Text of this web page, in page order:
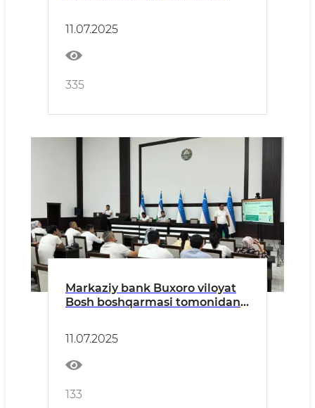
xo'jalik tashkilotlari
ishtirokidayig‘ilish bo‘lib o‘tdi.
11.07.2025
335
Markaziy bank Buxoro viloyat
Bosh boshqarmasi tomonidan
hokimligi binosida mahalla
bankirlari hamda ularning
yordamchi agentlari ishtirokida
moliyaviy savodxonlikka
bag‘ishlangan o‘quv seminari
11.07.2025
133